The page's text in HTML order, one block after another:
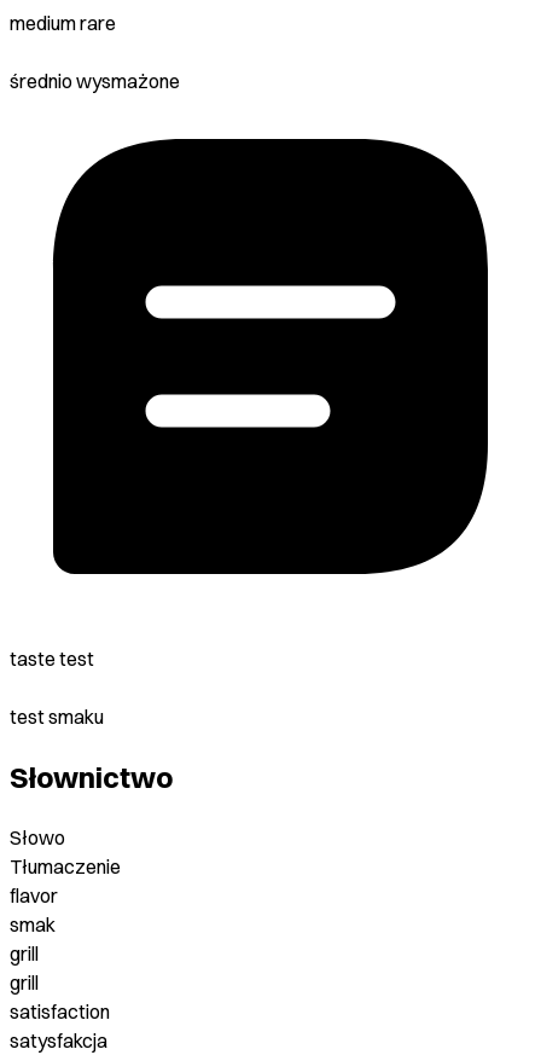
medium rare
średnio wysmażone
taste test
test smaku
Słownictwo
Słowo
Tłumaczenie
flavor
smak
grill
grill
satisfaction
satysfakcja